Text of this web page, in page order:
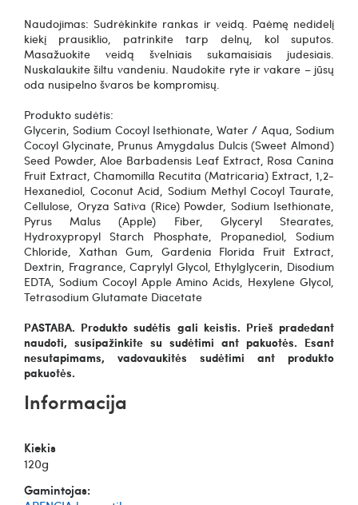
Naudojimas: Sudrėkinkite rankas ir veidą. Paėmę nedidelį
kiekį prausiklio, patrinkite tarp delnų, kol suputos.
Masažuokite veidą švelniais sukamaisiais judesiais.
Nuskalaukite šiltu vandeniu. Naudokite ryte ir vakare – jūsų
oda nusipelno švaros be kompromisų.
Produkto sudėtis:
Glycerin, Sodium Cocoyl Isethionate, Water / Aqua, Sodium
Cocoyl Glycinate, Prunus Amygdalus Dulcis (Sweet Almond)
Seed Powder, Aloe Barbadensis Leaf Extract, Rosa Canina
Fruit Extract, Chamomilla Recutita (Matricaria) Extract, 1,2-
Hexanediol, Coconut Acid, Sodium Methyl Cocoyl Taurate,
Cellulose, Oryza Sativa (Rice) Powder, Sodium Isethionate,
Pyrus Malus (Apple) Fiber, Glyceryl Stearates,
Hydroxypropyl Starch Phosphate, Propanediol, Sodium
Chloride, Xathan Gum, Gardenia Florida Fruit Extract,
Dextrin, Fragrance, Caprylyl Glycol, Ethylglycerin, Disodium
EDTA, Sodium Cocoyl Apple Amino Acids, Hexylene Glycol,
Tetrasodium Glutamate Diacetate
PASTABA. Produkto sudėtis gali keistis. Prieš pradedant
naudoti, susipažinkite su sudėtimi ant pakuotės. Esant
nesutapimams, vadovaukitės sudėtimi ant produkto
pakuotės.
Informacija
Kiekis
120g
Gamintojas: